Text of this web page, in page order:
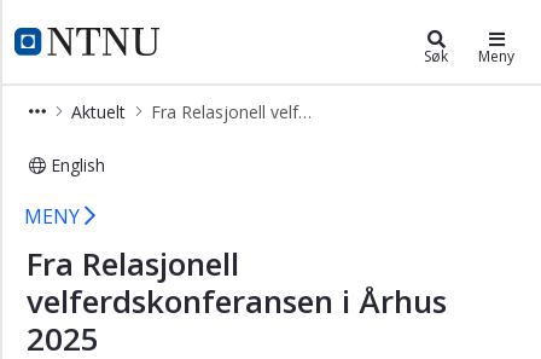
NTNU Hjemmeside
Institutt for pedagogikk ogSøk Meny
Aktuelt Fra Relasjonell velferdskonferansen i Århus 2025
English
Fra Relasjonell velferdskonferansen
×
Praksiseksempler
lokalt
Praksiseksempler
nasjonalt
Praksiseksempler
Lansering
av
rapporten
MENY
Fra Relasjonell
velferdskonferansen i Århus
2025